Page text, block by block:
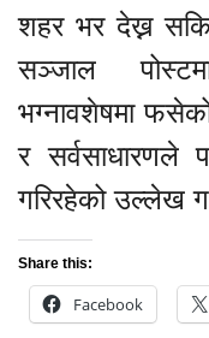
शहर भर देख्न
सञ्जाल
भग्नावशेषमा
र सर्वसाधारणले
गरिरहेको उल्लेख
Share this:
Facebook